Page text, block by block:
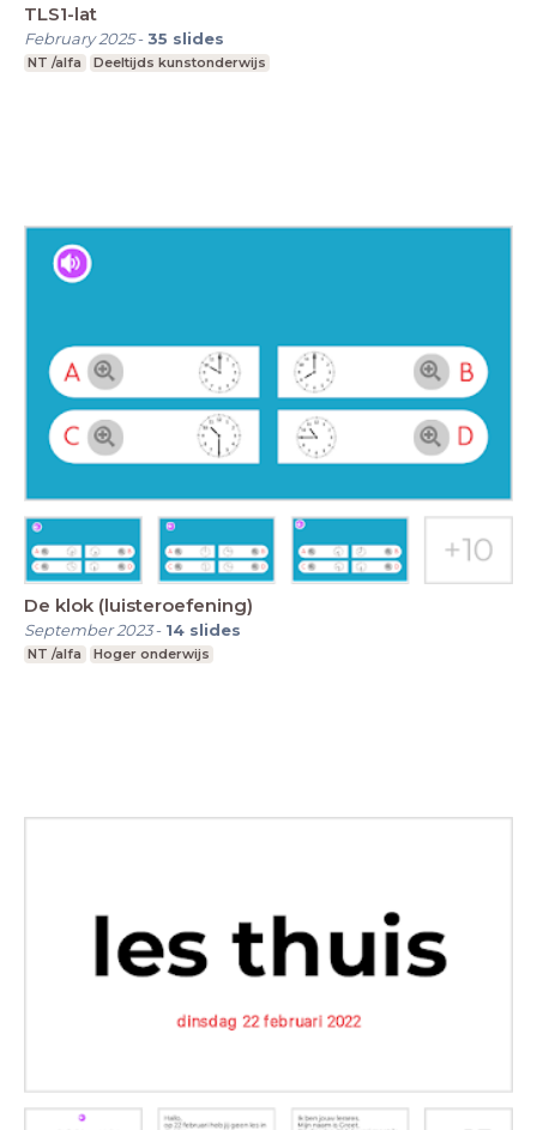
TLS1-lat
February 2025-35 slides
NT /alfa Deeltijds kunstonderwijs
De klok (luisteroefening)
September 2023- 14 slides
NT /alfa Hoger onderwijs